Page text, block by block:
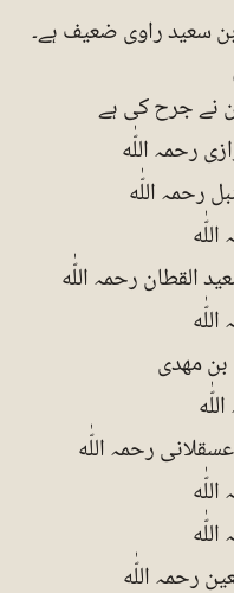
سعید راوی ضعیف ہے۔
نے جرح کی ہے
رحمہ اللّٰه
رحمہ اللّٰه
القطان رحمہ اللّٰه
بن مھدی
رحمہ اللّٰه
رحمہ اللّٰه